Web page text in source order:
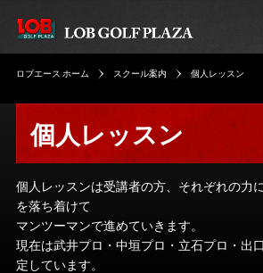
ロブエース ホーム スクール案内 個人レッスン
個人レッスン
個人レッスンは受講者の方、それぞれの力
を落ち着けて
マンツーマンで進めていきます。
現在は武井プロ・中垣プロ・立石プロ・出
定しています。